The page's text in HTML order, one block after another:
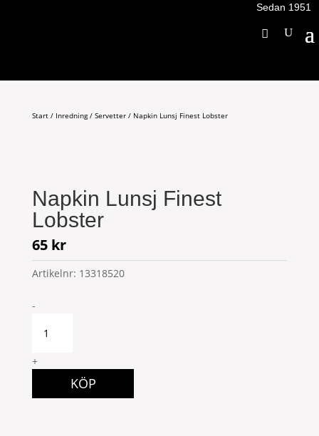
Sedan 1951
Start/ Inredning/ Servetter/ Napkin Lunsj Finest Lobster
Napkin Lunsj Finest
Lobster
65 kr
Artikelnr: 13318520
Napkin
Finest
quantity
-
+
KÖP